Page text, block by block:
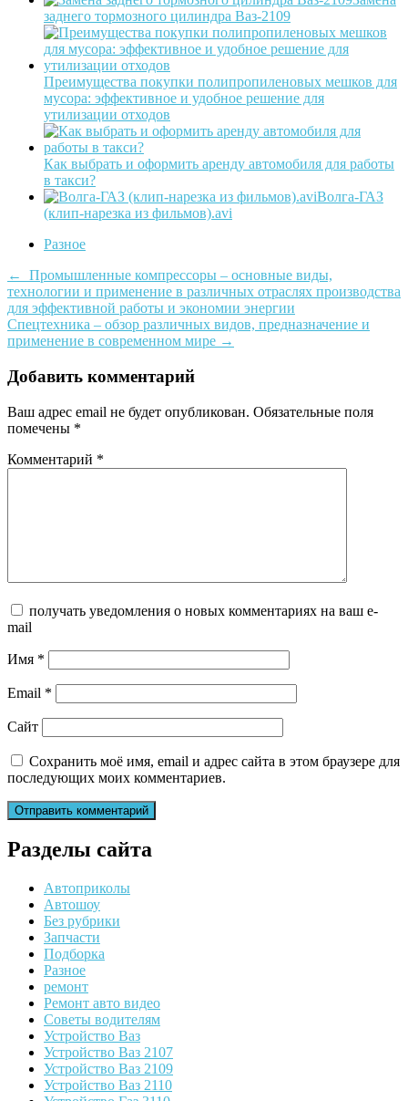
заднего тормозного цилиндра Ваз-2109
Преимущества покупки полипропиленовых мешков для
мусора: эффективное и удобное решение для
утилизации отходов
Как выбрать и оформить аренду автомобиля для работы
в такси?
Волга-ГАЗ
(клип-нарезка из фильмов).avi
Разное
Post
navigation
←
Промышленные компрессоры – основные виды,
технологии и применение в различных отраслях производства
для эффективной работы и экономии энергии
Спецтехника – обзор различных видов, предназначение и
применение в современном мире →
Добавить комментарий
Ваш адрес email не будет опубликован. Обязательные поля
помечены *
Комментарий *
получать уведомления о новых комментариях на ваш e-
mail
Имя *
Email *
Сайт
Сохранить моё имя, email и адрес сайта в этом браузере для
последующих моих комментариев.
Разделы сайта
Автоприколы
Автошоу
Без рубрики
Запчасти
Подборка
Разное
ремонт
Ремонт авто видео
Советы водителям
Устройство Ваз
Устройство Ваз 2107
Устройство Ваз 2109
Устройство Ваз 2110